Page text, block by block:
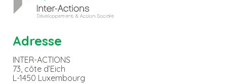
Adresse
INTER-ACTIONS
73, côte d’Eich
L-1450 Luxembourg